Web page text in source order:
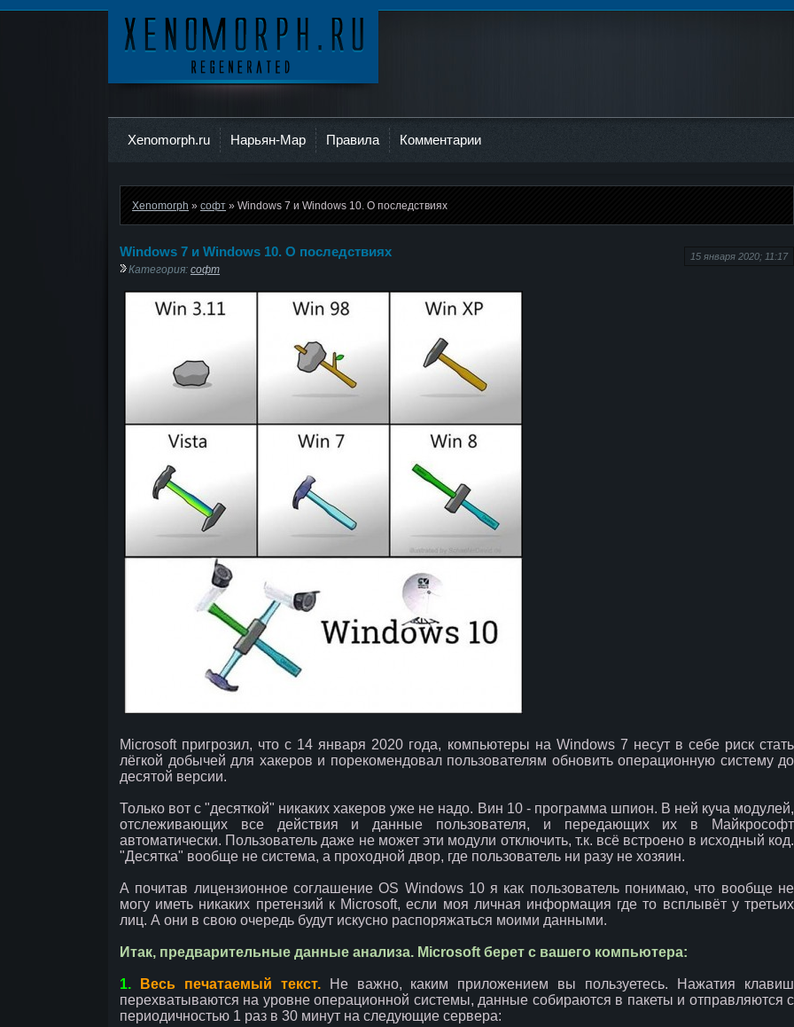
Xenomorph.ru Нарьян-Мар Правила Комментарии
Xenomorph » софт » Windows 7 и Windows 10. О последствиях
15 января 2020; 11:17
Windows 7 и Windows 10. О последствиях
Категория: софт
Microsoft пригрозил, что с 14 января 2020 года, компьютеры на Windows 7 несут в себе риск стать
лёгкой добычей для хакеров и порекомендовал пользователям обновить операционную систему до
десятой версии.
Только вот с "десяткой" никаких хакеров уже не надо. Вин 10 - программа шпион. В ней куча модулей,
отслеживающих все действия и данные пользователя, и передающих их в Майкрософт
автоматически. Пользователь даже не может эти модули отключить, т.к. всё встроено в исходный код.
"Десятка" вообще не система, а проходной двор, где пользователь ни разу не хозяин.
А почитав лицензионное соглашение OS Windows 10 я как пользователь понимаю, что вообще не
могу иметь никаких претензий к Microsoft, если моя личная информация где то всплывёт у третьих
лиц. А они в свою очередь будут искусно распоряжаться моими данными.
Итак, предварительные данные анализа. Microsoft берет с вашего компьютера:
1. Весь печатаемый текст.Не важно, каким приложением вы пользуетесь. Нажатия клавиш
перехватываются на уровне операционной системы, данные собираются в пакеты и отправляются с
периодичностью 1 раз в 30 минут на следующие сервера: